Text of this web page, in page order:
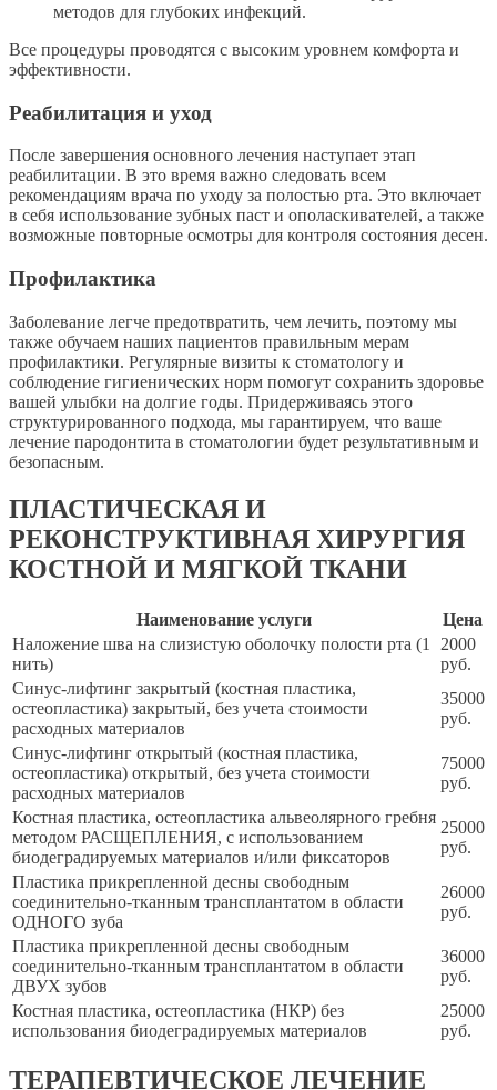
методов для глубоких инфекций.
Все процедуры проводятся с высоким уровнем комфорта и
эффективности.
Реабилитация и уход
После завершения основного лечения наступает этап
реабилитации. В это время важно следовать всем
рекомендациям врача по уходу за полостью рта. Это включает
в себя использование зубных паст и ополаскивателей, а также
возможные повторные осмотры для контроля состояния десен.
Профилактика
Заболевание легче предотвратить, чем лечить, поэтому мы
также обучаем наших пациентов правильным мерам
профилактики. Регулярные визиты к стоматологу и
соблюдение гигиенических норм помогут сохранить здоровье
вашей улыбки на долгие годы. Придерживаясь этого
структурированного подхода, мы гарантируем, что ваше
лечение пародонтита в стоматологии будет результативным и
безопасным.
ПЛАСТИЧЕСКАЯ И
РЕКОНСТРУКТИВНАЯ ХИРУРГИЯ
КОСТНОЙ И МЯГКОЙ ТКАНИ
Наименование услуги
Цена
Наложение шва на слизистую оболочку полости рта (1
нить)
2000
руб.
Синус-лифтинг закрытый (костная пластика,
остеопластика) закрытый, без учета стоимости
расходных материалов
35000
руб.
Синус-лифтинг открытый (костная пластика,
остеопластика) открытый, без учета стоимости
расходных материалов
75000
руб.
Костная пластика, остеопластика альвеолярного гребня
методом РАСЩЕПЛЕНИЯ, с использованием
биодеградируемых материалов и/или фиксаторов
25000
руб.
Пластика прикрепленной десны свободным
соединительно-тканным трансплантатом в области
ОДНОГО зуба
26000
руб.
Пластика прикрепленной десны свободным
соединительно-тканным трансплантатом в области
ДВУХ зубов
36000
руб.
Костная пластика, остеопластика (НКР) без
использования биодеградируемых материалов
25000
руб.
ТЕРАПЕВТИЧЕСКОЕ ЛЕЧЕНИЕ